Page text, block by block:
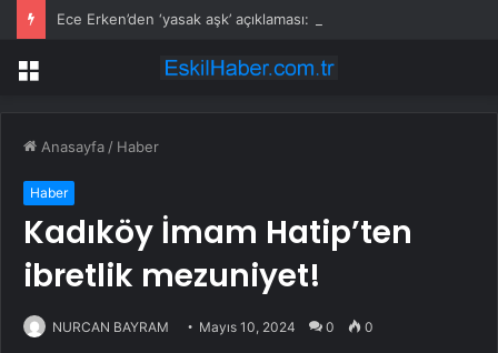
Menü
Anasayfa / Haber
Haber
Kadıköy İmam Hatip’ten
ibretlik mezuniyet!
NURCAN BAYRAM Mayıs 10, 2024 0 0